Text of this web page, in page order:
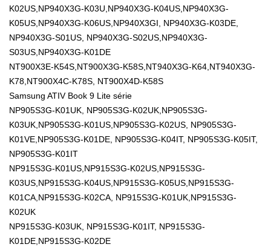
K02US,NP940X3G-K03U,NP940X3G-K04US,NP940X3G-
K05US,NP940X3G-K06US,NP940X3GI, NP940X3G-K03DE,
NP940X3G-S01US, NP940X3G-S02US,NP940X3G-
S03US,NP940X3G-K01DE
NT900X3E-K54S,NT900X3G-K58S,NT940X3G-K64,NT940X3G-
K78,NT900X4C-K78S, NT900X4D-K58S
Samsung ATIV Book 9 Lite série
NP905S3G-K01UK, NP905S3G-K02UK,NP905S3G-
K03UK,NP905S3G-K01US,NP905S3G-K02US, NP905S3G-
K01VE,NP905S3G-K01DE, NP905S3G-K04IT, NP905S3G-K05IT,
NP905S3G-K01IT
NP915S3G-K01US,NP915S3G-K02US,NP915S3G-
K03US,NP915S3G-K04US,NP915S3G-K05US,NP915S3G-
K01CA,NP915S3G-K02CA, NP915S3G-K01UK,NP915S3G-
K02UK
NP915S3G-K03UK, NP915S3G-K01IT, NP915S3G-
K01DE,NP915S3G-K02DE